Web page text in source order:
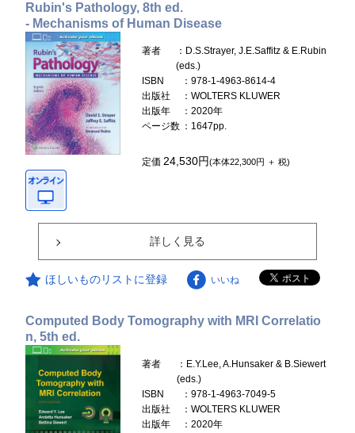
Rubin's Pathology, 8th ed.
- Mechanisms of Human Disease
著者
：D.S.Strayer, J.E.Saffitz & E.Rubin
(eds.)
ISBN
：978-1-4963-8614-4
出版社
：WOLTERS KLUWER
出版年
：2020年
ページ数 ：1647pp.
定価24,530円(本体22,300円 ＋ 税)
詳しく見る
ほしいものリストに登録 いいね
Computed Body Tomography with MRI Correlatio
n, 5th ed.
著者
：E.Y.Lee, A.Hunsaker & B.Siewert
(eds.)
ISBN
：978-1-4963-7049-5
出版社
：WOLTERS KLUWER
出版年
：2020年